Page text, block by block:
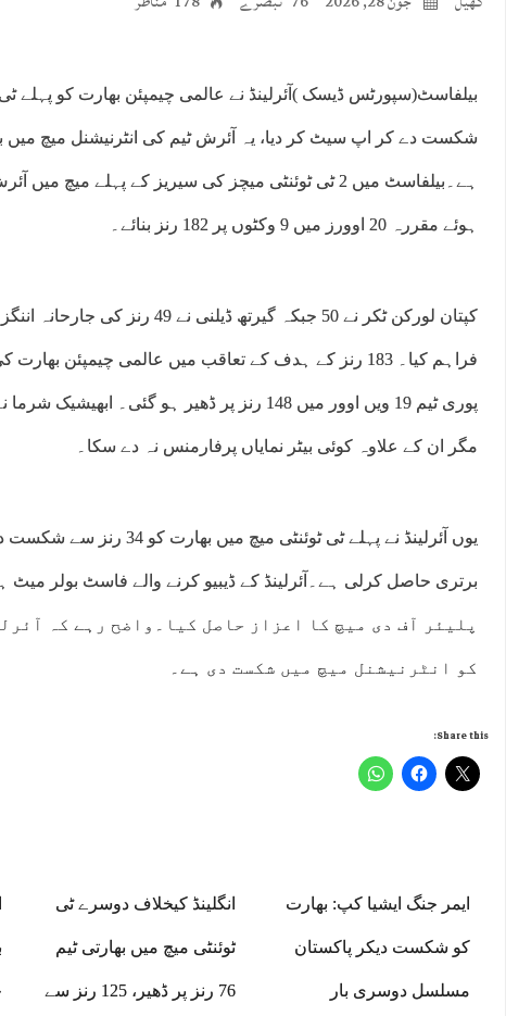
شکست دے کر اپ سیٹ کر دیا، یہ آئرش ٹیم کی انٹرنیشنل میچ میں
ہے۔بیلفاسٹ میں 2 ٹی ٹوئنٹی میچز کی سیریز کے پہلے میچ
ہوئے مقررہ 20 اوورز میں 9 وکٹوں پر 182 رنز بنائے۔
کپتان لورکن ٹکر نے 50 جبکہ گیرتھ
فراہم کیا۔ 183 رنز کے ہدف کے تعاقب میں عالمی چیمپئن
مگر ان کے علاوہ کوئی بیٹر نمایاں پرفارمنس نہ دے سکا۔
پلیئر آف دی میچ کا اعزاز حاصل کیا۔واضح رہے کہ
کو انٹرنیشنل میچ میں شکست دی ہے۔
Share this:
انگلینڈ کیخلاف دوسرے ٹی
ٹوئنٹی میچ میں بھارتی ٹیم
76 رنز پر ڈھیر، 125 رنز سے
ایمر جنگ ایشیا کپ: بھارت
کو شکست دیکر پاکستان
مسلسل دوسری بار